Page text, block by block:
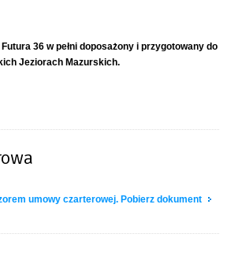
36 w pełni doposażony i przygotowany do
Jeziorach Mazurskich.
zapewni maksimum komfortu , a przeszklona
pokładzie zapewni bliskość z załogą jak i
. Całkowitą nowością jest platforma do relaksu
podziwiać piękne krajobrazy oraz odprężyć się
sobie komfort , funkcjonalność, prestiż oraz
umowy czarterowej. Pobierz dokument